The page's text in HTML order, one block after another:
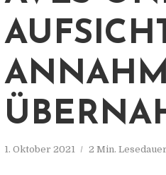
1. Oktober 2021 2 Min. Lesedauer